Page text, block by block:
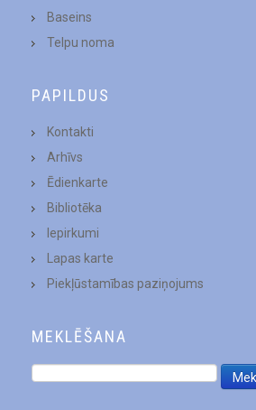
Baseins
Telpu noma
PAPILDUS
Kontakti
Arhīvs
Ēdienkarte
Bibliotēka
Iepirkumi
Lapas karte
Piekļūstamības paziņojums
MEKLĒŠANA